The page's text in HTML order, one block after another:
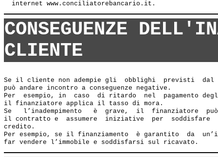
CONSEGUENZE
CLIENTE
Se il cliente non adempie gli  obblighi  previsti  dal
può andare incontro a conseguenze negative.
Per  esempio, in  caso  di ritardo  nel  pagamento
il finanziatore applica il tasso di mora.
Se   l’inadempimento   è  grave,  il  finanziatore
il contratto e  assumere  iniziative  per
credito.
Per esempio, se il finanziamento  è garantito  da